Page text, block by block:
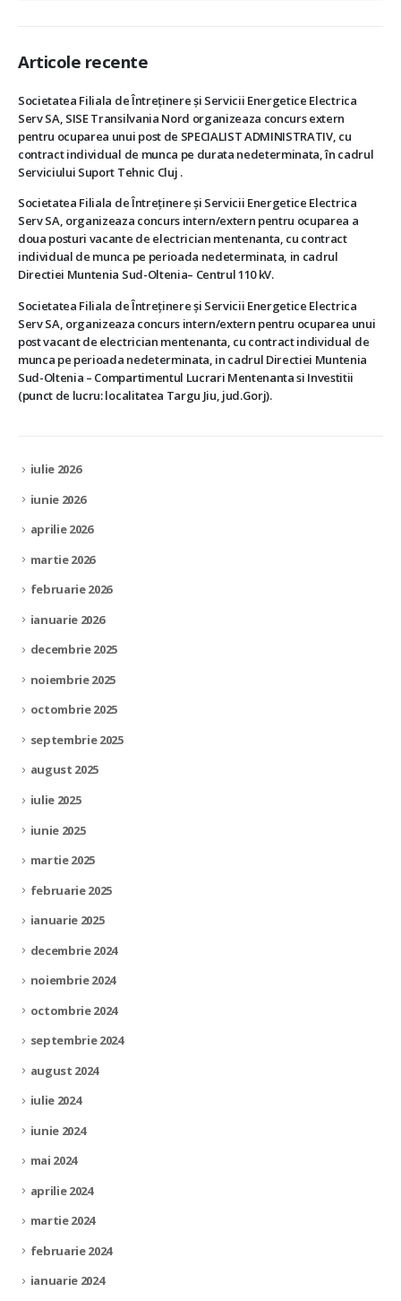
Articole recente
Societatea Filiala de Întreţinere şi Servicii Energetice Electrica
Serv SA, SISE Transilvania Nord organizeaza concurs extern
pentru ocuparea unui post de SPECIALIST ADMINISTRATIV, cu
contract individual de munca pe durata nedeterminata, în cadrul
Serviciului Suport Tehnic Cluj .
Societatea Filiala de Întreţinere şi Servicii Energetice Electrica
Serv SA, organizeaza concurs intern/extern pentru ocuparea a
doua posturi vacante de electrician mentenanta, cu contract
individual de munca pe perioada nedeterminata, in cadrul
Directiei Muntenia Sud-Oltenia– Centrul 110 kV.
Societatea Filiala de Întreţinere şi Servicii Energetice Electrica
Serv SA, organizeaza concurs intern/extern pentru ocuparea unui
post vacant de electrician mentenanta, cu contract individual de
munca pe perioada nedeterminata, in cadrul Directiei Muntenia
Sud-Oltenia – Compartimentul Lucrari Mentenanta si Investitii
(punct de lucru: localitatea Targu Jiu, jud.Gorj).
iulie 2026
iunie 2026
aprilie 2026
martie 2026
februarie 2026
ianuarie 2026
decembrie 2025
noiembrie 2025
octombrie 2025
septembrie 2025
august 2025
iulie 2025
iunie 2025
martie 2025
februarie 2025
ianuarie 2025
decembrie 2024
noiembrie 2024
octombrie 2024
septembrie 2024
august 2024
iulie 2024
iunie 2024
mai 2024
aprilie 2024
martie 2024
februarie 2024
ianuarie 2024